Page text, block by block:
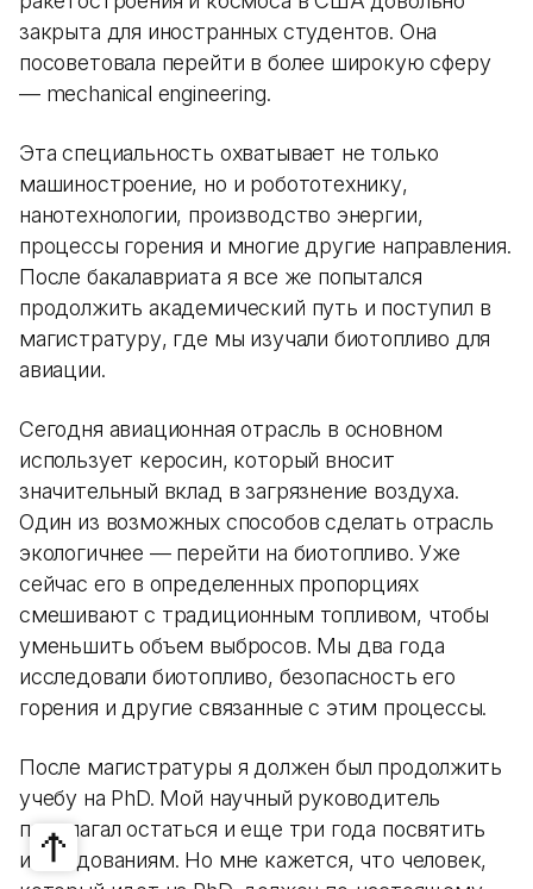
закрыта для иностранных студентов. Она
посоветовала перейти в более широкую сферу
— mechanical engineering.
Эта специальность охватывает не только
машиностроение, но и робототехнику,
нанотехнологии, производство энергии,
процессы горения и многие другие направления.
После бакалавриата я все же попытался
продолжить академический путь и поступил в
магистратуру, где мы изучали биотопливо для
авиации.
Сегодня авиационная отрасль в основном
использует керосин, который вносит
значительный вклад в загрязнение воздуха.
Один из возможных способов сделать отрасль
экологичнее — перейти на биотопливо. Уже
сейчас его в определенных пропорциях
смешивают с традиционным топливом, чтобы
уменьшить объем выбросов. Мы два года
исследовали биотопливо, безопасность его
горения и другие связанные с этим процессы.
После магистратуры я должен был продолжить
учебу на PhD. Мой научный руководитель
предлагал остаться и еще три года посвятить
исследованиям. Но мне кажется, что человек,